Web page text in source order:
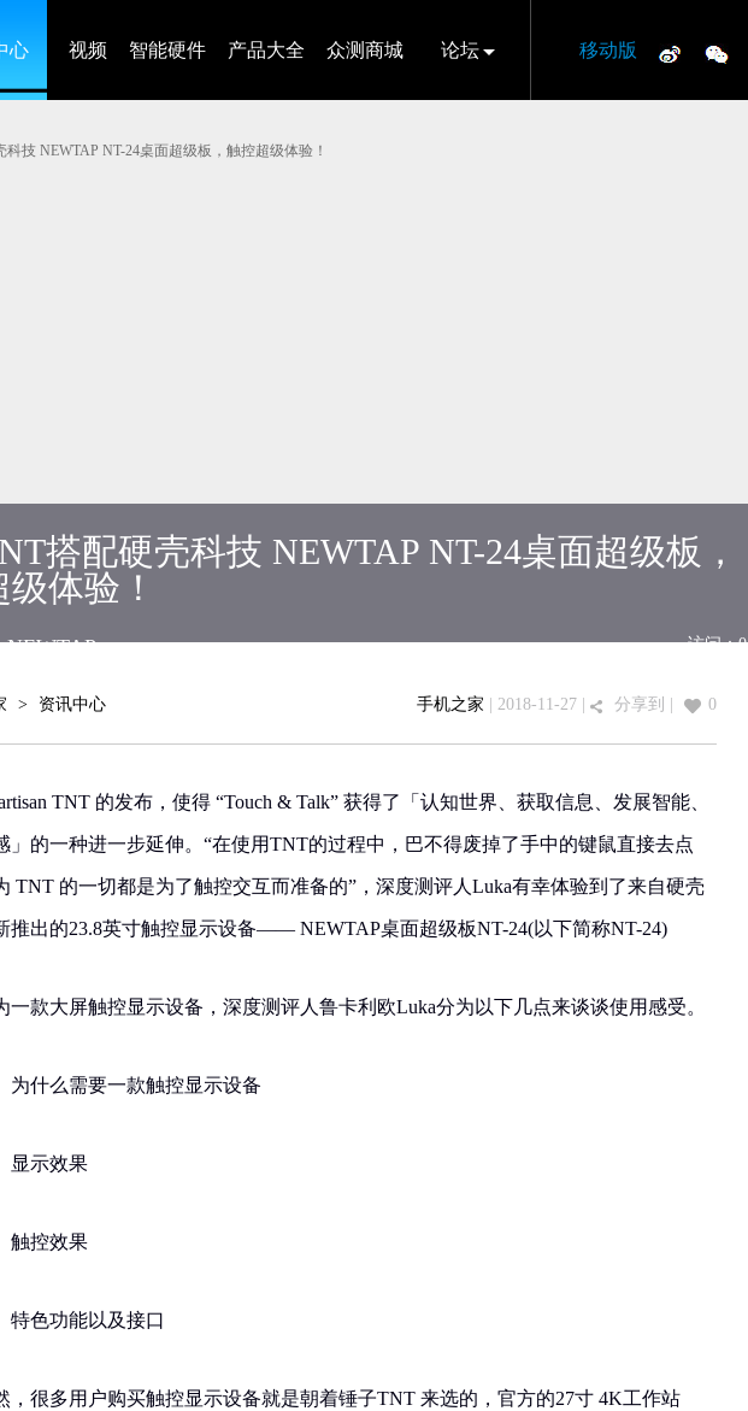
心 视频 智能硬件 产品大全 众测商城 论坛 移动版
搭配硬壳科技 NEWTAP NT-24桌面超级板，
体验！
NEWTAP 访问：0
> 资讯中心 手机之家 | 2018-11-27 | 分享到 0
TNT 的发布，使得 “Touch & Talk” 获得了「认知世界、获取信息、发展智能、
」的一种进一步延伸。“在使用TNT的过程中，巴不得废掉了手中的键鼠直接去点
TNT 的一切都是为了触控交互而准备的”，深度测评人Luka有幸体验到了来自硬壳
推出的23.8英寸触控显示设备—— NEWTAP桌面超级板NT-24(以下简称NT-24)
一款大屏触控显示设备，深度测评人鲁卡利欧Luka分为以下几点来谈谈使用感受。
为什么需要一款触控显示设备
显示效果
触控效果
特色功能以及接口
，很多用户购买触控显示设备就是朝着锤子TNT 来选的，官方的27寸 4K工作站